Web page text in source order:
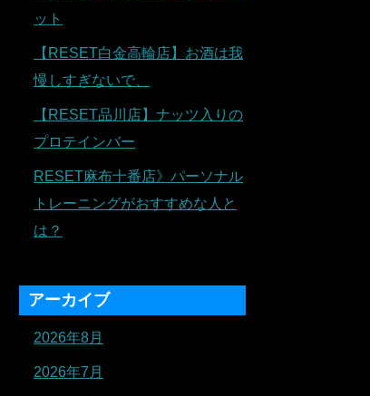
ット
【RESET白金高輪店】お酒は我
慢しすぎないで、
【RESET品川店】ナッツ入りの
プロテインバー
RESET麻布十番店》パーソナル
トレーニングがおすすめな人と
は？
アーカイブ
2026年8月
2026年7月